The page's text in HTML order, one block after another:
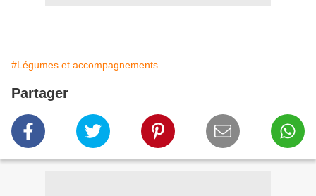
#Légumes et accompagnements
Partager